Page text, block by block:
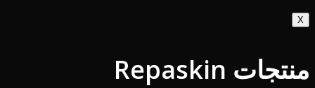
X
منتجات Repaskin